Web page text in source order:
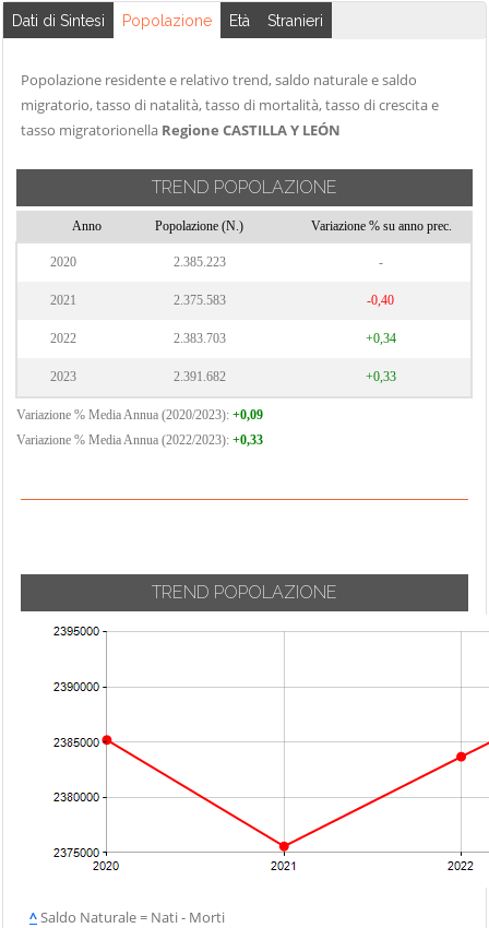
Dati di Sintesi Popolazione Età Stranieri
Popolazione residente e relativo trend, saldo naturale e saldo
migratorio, tasso di natalità, tasso di mortalità, tasso di crescita e
tasso migratorionella Regione CASTILLA Y LEÓN
TREND POPOLAZIONE
Anno Popolazione (N.) Variazione % su anno prec.
2020 2.385.223 -
2021 2.375.583 -0,40
2022 2.383.703 +0,34
2023 2.391.682 +0,33
Variazione % Media Annua (2020/2023): +0,09
Variazione % Media Annua (2022/2023): +0,33
TREND POPOLAZIONE
^Saldo Naturale = Nati - Morti